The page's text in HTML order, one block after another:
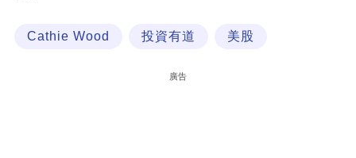
場
Cathie Wood 投資有道 美股
廣告